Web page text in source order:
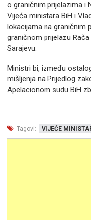
o graničnim prijelazima i
Vijeća ministara BiH i
lokacijama na graničnim
graničnom prijelazu
Sarajevu.
Ministri bi, između
mišljenja na Prijedlog
Apelacionom sudu BiH
Tagovi: VIJEĆE